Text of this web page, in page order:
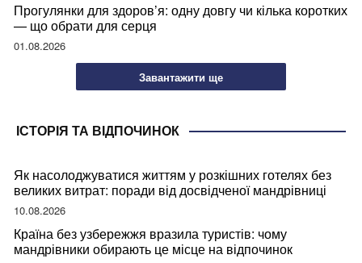
Прогулянки для здоров’я: одну довгу чи кілька коротких
— що обрати для серця
01.08.2026
Завантажити ще
ІСТОРІЯ ТА ВІДПОЧИНОК
Як насолоджуватися життям у розкішних готелях без
великих витрат: поради від досвідченої мандрівниці
10.08.2026
Країна без узбережжя вразила туристів: чому
мандрівники обирають це місце на відпочинок